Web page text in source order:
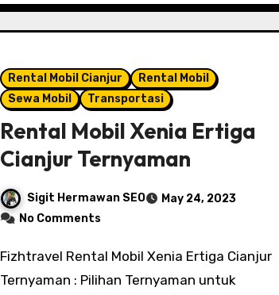
Rental Mobil Cianjur
Rental Mobil
Sewa Mobil
Transportasi
Rental Mobil Xenia Ertiga
Cianjur Ternyaman
Sigit Hermawan SEO
May 24, 2023
No Comments
Fizhtravel Rental Mobil Xenia Ertiga Cianjur
Ternyaman : Pilihan Ternyaman untuk